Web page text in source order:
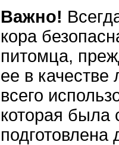
Важно!
кора
питомца,
ее в
всего
которая была